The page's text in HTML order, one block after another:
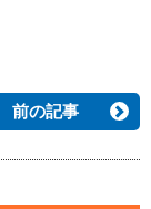
前の記事